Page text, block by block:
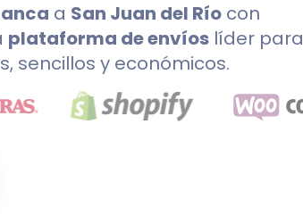
a San Juan del Río con
plataforma de envíos líder para
sencillos y económicos.